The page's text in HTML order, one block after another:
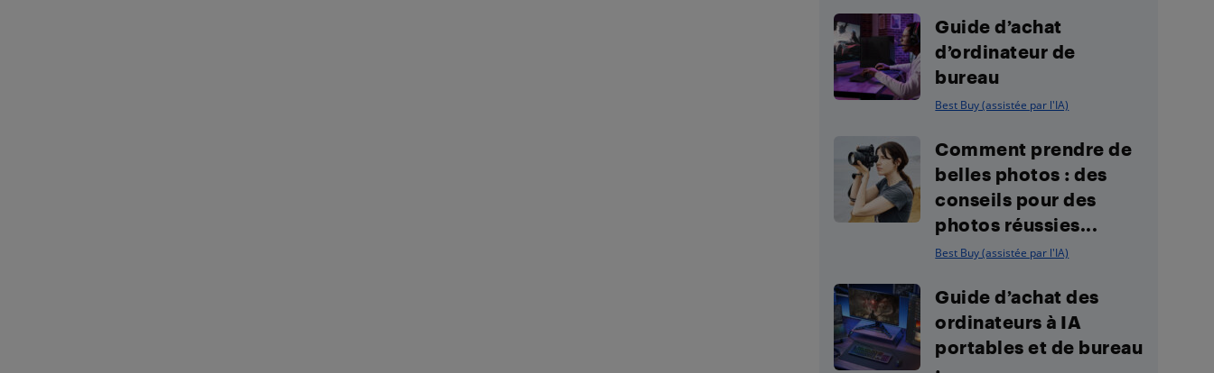
Guide d’achat
d’ordinateur de
bureau
Best Buy (assistée par l'IA)
Comment prendre de
belles photos : des
conseils pour des
photos réussies...
Best Buy (assistée par l'IA)
Guide d’achat des
ordinateurs à IA
portables et de bureau